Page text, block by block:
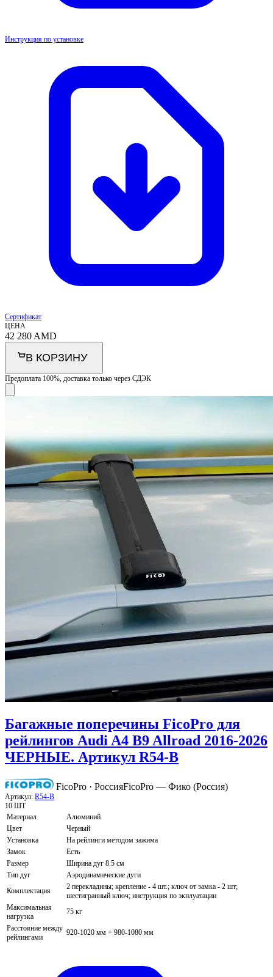
Инструкция по установке
Сертификат
ЦЕНА
42 280 AMD
В КОРЗИНУ
Предоплата 100%, доставка только через СДЭК
Багажные поперечины FicoPro для
рейлингов Audi A4 B9 Allroad 2016-2026
ЧЕРНЫЕ. Артикул R54-B
FicoPro · РоссияFicoPro — Фико (Россия)
Артикул: R54-B
10 ШТ
Материал
Алюминий
Цвет
Черный
Установка
На рейлинги методом зажима
Замок
Есть
Размер
Ширина дуг 8.5 см
Тип дуг
Аэродинамические дуги
Комплектация
2 перекладины; крепление - 4 шт.; ключ от замка - 2 шт;
шестигранный ключ; инструкция по экплуатации
Максимальная
нагрузка
75 кг
Расстояние между
рейлингами
920-1020 мм + 980-1080 мм